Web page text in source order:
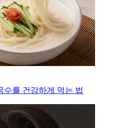
수를 건강하게 먹는 법